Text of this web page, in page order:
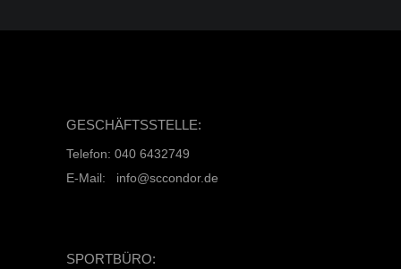
GESCHÄFTSSTELLE:
Telefon: 040 6432749
E-Mail: info@sccondor.de
SPORTBÜRO: